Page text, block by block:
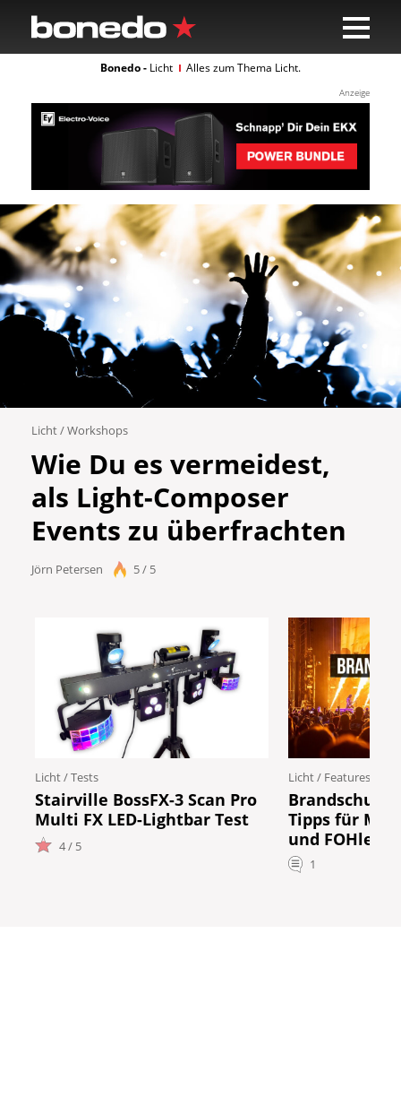
Bonedo - Licht Alles zum Thema Licht.
Anzeige
Licht/Workshops
Wie Du es vermeidest,
als Light-Composer
Events zu überfrachten
Jörn Petersen 5 / 5
Licht/Tests
Stairville BossFX-3 Scan Pro
Multi FX LED-Lightbar Test
4 / 5
Licht/ Features
Brandschutz
Tipps für
und FOHler
1